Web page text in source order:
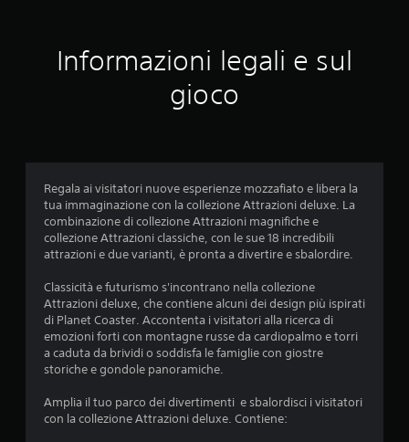
t
i
o
n
Informazioni legali e sul
gioco
Regala ai visitatori nuove esperienze mozzafiato e libera la
tua immaginazione con la collezione Attrazioni deluxe. La
combinazione di collezione Attrazioni magnifiche e
collezione Attrazioni classiche, con le sue 18 incredibili
attrazioni e due varianti, è pronta a divertire e sbalordire.
Classicità e futurismo s'incontrano nella collezione
Attrazioni deluxe, che contiene alcuni dei design più ispirati
di Planet Coaster. Accontenta i visitatori alla ricerca di
emozioni forti con montagne russe da cardiopalmo e torri
a caduta da brividi o soddisfa le famiglie con giostre
storiche e gondole panoramiche.
Amplia il tuo parco dei divertimenti e sbalordisci i visitatori
con la collezione Attrazioni deluxe. Contiene: